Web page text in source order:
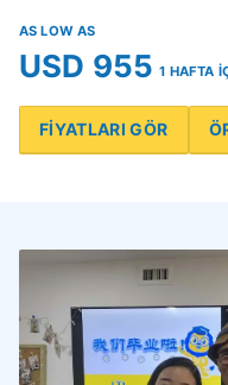
AS LOW AS
USD 955 1 HAFTA
FİYATLARI GÖR